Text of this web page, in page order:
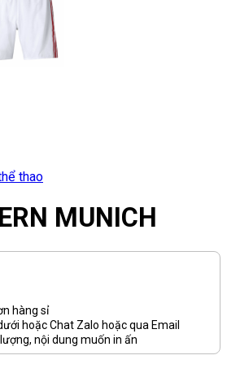
thao
MUNICH
hàng sỉ
hoặc Chat Zalo hoặc qua Email
nội dung muốn in ấn